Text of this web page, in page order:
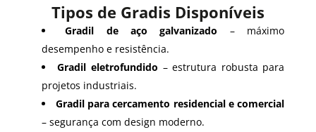
Tipos de Gradis Disponíveis
Gradil de aço galvanizado – máximo
desempenho e resistência.
Gradil eletrofundido – estrutura robusta para
projetos industriais.
Gradil para cercamento residencial e comercial
– segurança com design moderno.